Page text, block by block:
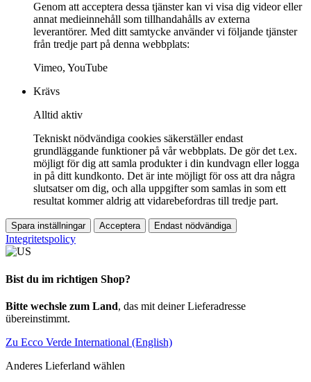
Genom att acceptera dessa tjänster kan vi visa dig videor eller
annat medieinnehåll som tillhandahålls av externa
leverantörer. Med ditt samtycke använder vi följande tjänster
från tredje part på denna webbplats:
Vimeo, YouTube
Krävs
Alltid aktiv
Tekniskt nödvändiga cookies säkerställer endast
grundläggande funktioner på vår webbplats. De gör det t.ex.
möjligt för dig att samla produkter i din kundvagn eller logga
in på ditt kundkonto. Det är inte möjligt för oss att dra några
slutsatser om dig, och alla uppgifter som samlas in som ett
resultat kommer aldrig att vidarebefordras till tredje part.
Spara inställningar Acceptera Endast nödvändiga
Integritetspolicy
Bist du im richtigen Shop?
Bitte wechsle zum Land, das mit deiner Lieferadresse
übereinstimmt.
Zu Ecco Verde International (English)
Anderes Lieferland wählen